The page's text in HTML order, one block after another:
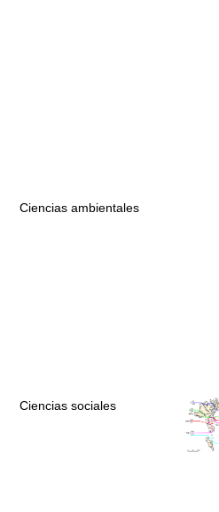
Ciencias ambientales
Ciencias sociales